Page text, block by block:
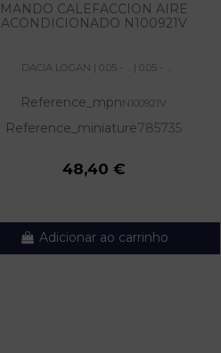
MANDO CALEFACCION AIRE
ACONDICIONADO N100921V
DACIA LOGAN | 0.05 - ... | 0.05 - ...
Reference_mpnN100921V
Reference_miniature785735
48,40 €
Adicionar ao carrinho